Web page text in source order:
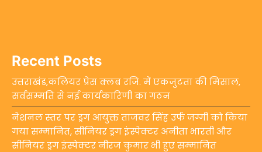
Recent Posts
उत्तराखंड,कलियर प्रेस क्लब रजि. में एकजुटता की मिसाल,
सर्वसम्मति से नई कार्यकारिणी का गठन
नेशनल स्तर पर ड्रग आयुक्त ताजवर सिंह उर्फ जग्गी को किया
गया सम्मानित, सीनियर ड्रग इंस्पेक्टर अनीता भारती और
सीनियर ड्रग इंस्पेक्टर नीरज कुमार भी हुए सम्मानित